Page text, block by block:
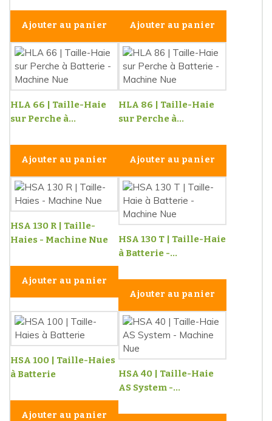
Ajouter au panier Ajouter au panier
HLA 66 | Taille-Haie
sur Perche à...
Ajouter au panier
HLA 86 | Taille-Haie
sur Perche à...
Ajouter au panier
HSA 130 R | Taille-
Haies - Machine Nue
Ajouter au panier
HSA 130 T | Taille-Haie
à Batterie -...
Ajouter au panier
HSA 100 | Taille-Haies
à Batterie
Ajouter au panier
HSA 40 | Taille-Haie
AS System -...